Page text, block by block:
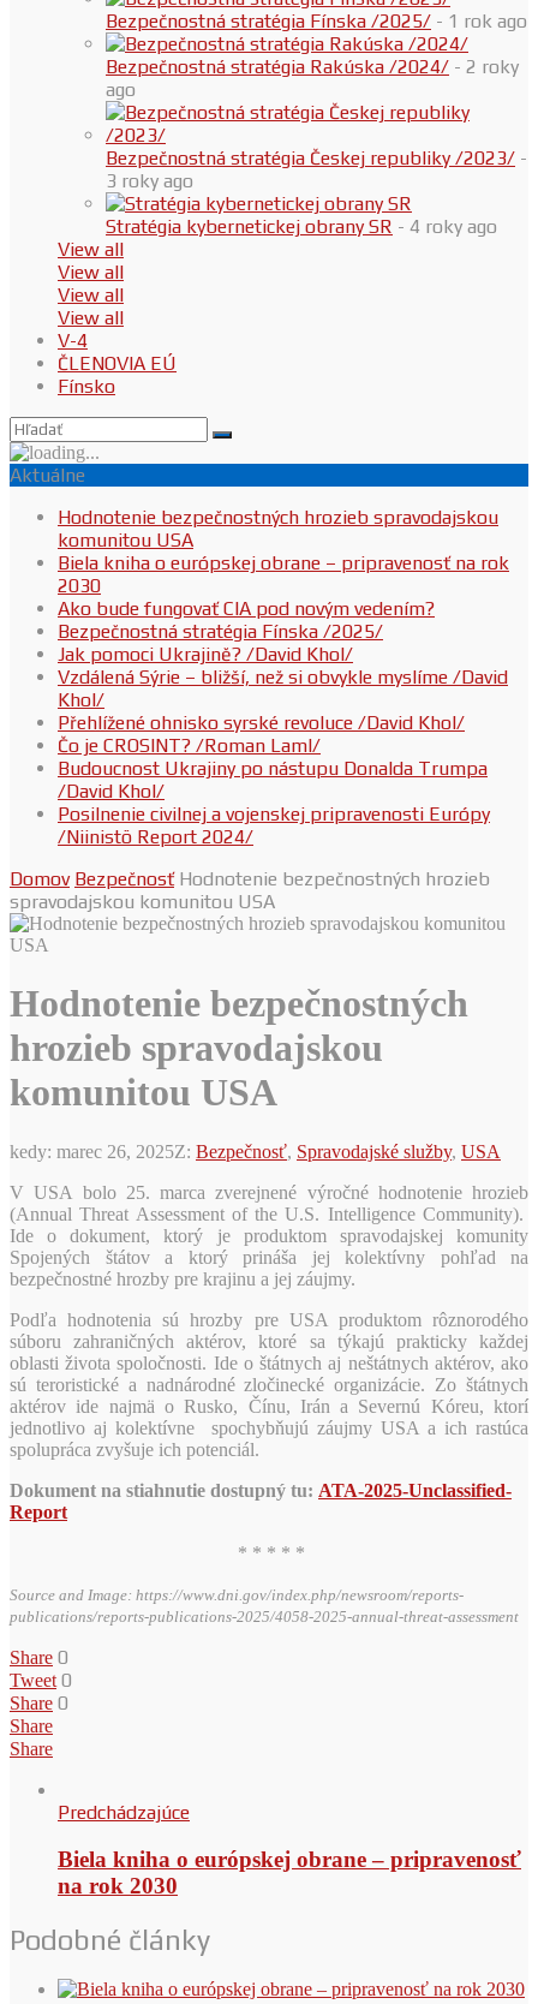
Bezpečnostná stratégia Fínska /2025/ - 1 rok ago
Bezpečnostná stratégia Rakúska /2024/ - 2 roky
ago
Bezpečnostná stratégia Českej republiky /2023/ -
3 roky ago
Stratégia kybernetickej obrany SR - 4 roky ago
View all
View all
View all
View all
V-4
ČLENOVIA EÚ
Fínsko
Aktuálne
Hodnotenie bezpečnostných hrozieb spravodajskou
komunitou USA
Biela kniha o európskej obrane – pripravenosť na rok
2030
Ako bude fungovať CIA pod novým vedením?
Bezpečnostná stratégia Fínska /2025/
Jak pomoci Ukrajině? /David Khol/
Vzdálená Sýrie – bližší, než si obvykle myslíme /David
Khol/
Přehlížené ohnisko syrské revoluce /David Khol/
Čo je CROSINT? /Roman Laml/
Budoucnost Ukrajiny po nástupu Donalda Trumpa
/David Khol/
Posilnenie civilnej a vojenskej pripravenosti Európy
/Niinistö Report 2024/
Domov Bezpečnosť Hodnotenie bezpečnostných hrozieb
spravodajskou komunitou USA
Hodnotenie bezpečnostných
hrozieb spravodajskou
komunitou USA
kedy: marec 26, 2025Z: Bezpečnosť, Spravodajské služby, USA
V USA bolo 25. marca zverejnené výročné hodnotenie hrozieb
(Annual Threat Assessment of the U.S. Intelligence Community).
Ide o dokument, ktorý je produktom spravodajskej komunity
Spojených štátov a ktorý prináša jej kolektívny pohľad na
bezpečnostné hrozby pre krajinu a jej záujmy.
Podľa hodnotenia sú hrozby pre USA produktom rôznorodého
súboru zahraničných aktérov, ktoré sa týkajú prakticky každej
oblasti života spoločnosti. Ide o štátnych aj neštátnych aktérov, ako
sú teroristické a nadnárodné zločinecké organizácie. Zo štátnych
aktérov ide najmä o Rusko, Čínu, Irán a Severnú Kóreu, ktorí
jednotlivo aj kolektívne spochybňujú záujmy USA a ich rastúca
spolupráca zvyšuje ich potenciál.
Dokument na stiahnutie dostupný tu: ATA-2025-Unclassified-
Report
* * * * *
Source and Image: https://www.dni.gov/index.php/newsroom/reports-
publications/reports-publications-2025/4058-2025-annual-threat-assessment
Share 0
Tweet 0
Share 0
Share
Share
Predchádzajúce
Biela kniha o európskej obrane – pripravenosť
na rok 2030
Podobné články